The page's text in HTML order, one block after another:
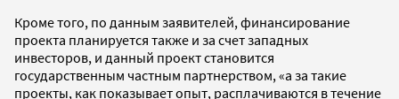
Кроме того, по данным заявителей, финансирование
проекта планируется также и за счет западных
инвесторов, и данный проект становится
государственным частным партнерством, «а за такие
проекты, как показывает опыт, расплачиваются в течение